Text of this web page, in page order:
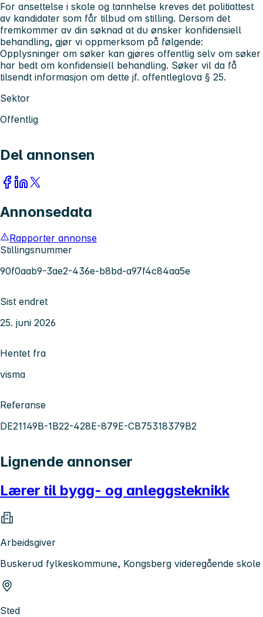
For ansettelse i skole og tannhelse kreves det politiattest
av kandidater som får tilbud om stilling. Dersom det
fremkommer av din søknad at du ønsker konfidensiell
behandling, gjør vi oppmerksom på følgende:
Opplysninger om søker kan gjøres offentlig selv om søker
har bedt om konfidensiell behandling. Søker vil da få
tilsendt informasjon om dette jf. offentleglova § 25.
Sektor
Offentlig
Del annonsen
Annonsedata
Rapporter annonse
Stillingsnummer
90f0aab9-3ae2-436e-b8bd-a97f4c84aa5e
Sist endret
25. juni 2026
Hentet fra
visma
Referanse
DE21149B-1B22-428E-879E-CB75318379B2
Lignende annonser
Lærer til bygg- og anleggsteknikk
Arbeidsgiver
Buskerud fylkeskommune, Kongsberg videregående skole
Sted